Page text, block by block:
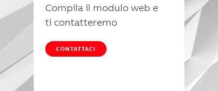
Compila il modulo web e
ti contatteremo
CONTATTACI